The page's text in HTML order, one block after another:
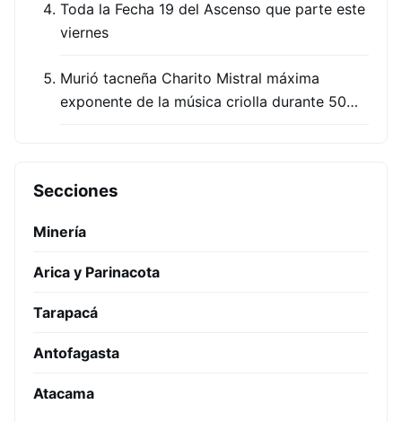
Toda la Fecha 19 del Ascenso que parte este
viernes
Murió tacneña Charito Mistral máxima
exponente de la música criolla durante 50…
Secciones
Minería
Arica y Parinacota
Tarapacá
Antofagasta
Atacama